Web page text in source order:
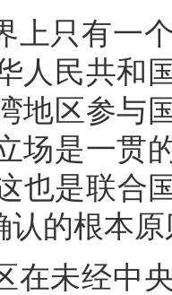
上只有一
人民共和
地区参与
场是一贯
也是联合
认的根本
在未经中